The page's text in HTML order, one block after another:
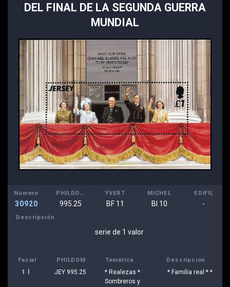
DEL FINAL DE LA SEGUNDA GUERRA
MUNDIAL
Número
30920 995.25
YVERT
BF 11
MICHEL
Bl 10
EDIFIL
-
Descripción
serie de 1 valor
Facial PHILDOM Temática Descripción
1 l JEY 995.25
* Realezas *
Sombreros y
* Familia real * *